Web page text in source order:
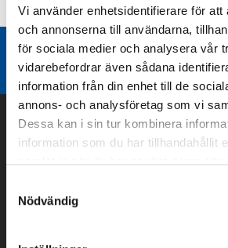
Vi använder enhetsidentifierare för att
och annonserna till användarna,
för sociala medier och analysera vår
vidarebefordrar även sådana
information från din enhet till de
annons- och analysföretag som vi
Dessa kan i sin tur kombinera
information som du har tillhandahållit
samlat in när du har använt deras
Nödvändig
Teknisk dokumentation
Liknande produktgrupper